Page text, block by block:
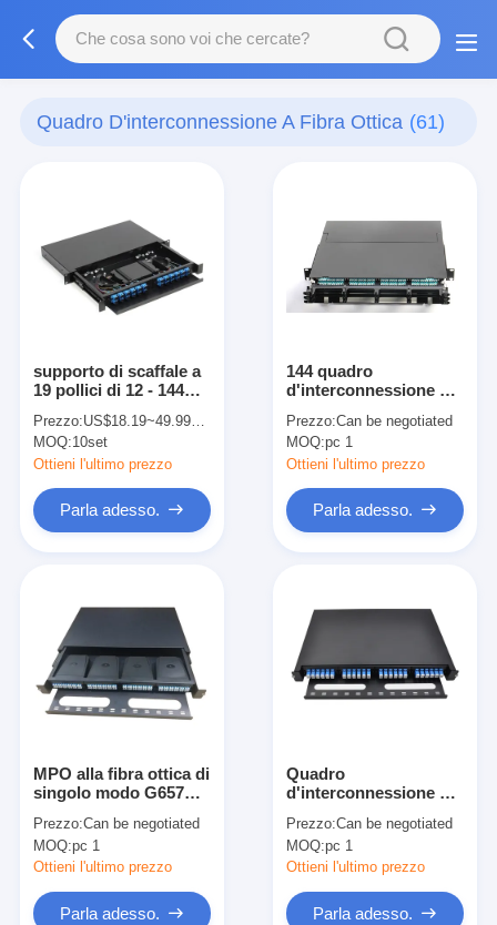
Quadro D'interconnessione A Fibra Ottica (61)
supporto di scaffale a
19 pollici di 12 - 144
con l'interfaccia dello
Sc LC
Prezzo:US$18.19~49.99USD
MOQ:10set
Ottieni l'ultimo prezzo
Parla adesso.
144 quadro
d'interconnessione a
delle fibre 1U ODB per
la soluzione della fibra
100G
Prezzo:Can be negotiated
MOQ:pc 1
Ottieni l'ultimo prezzo
Parla adesso.
MPO alla fibra ottica di
singolo modo G657A1
cassetta di LC Mtp 96
fibre FTTH
Prezzo:Can be negotiated
MOQ:pc 1
Ottieni l'ultimo prezzo
Parla adesso.
Quadro
d'interconnessione a
scorrevole del
supporto di scaffale
dei porti 1U dello Sc
Data Center
Prezzo:Can be negotiated
MOQ:pc 1
Ottieni l'ultimo prezzo
Parla adesso.